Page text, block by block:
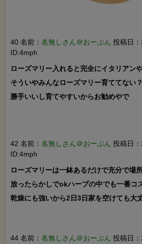
40 名前： 名無しさん＠おーぷん 投稿日
ID:4mph
ローズマリー入れると完全にイタリアン
そういやみんなローズマリー育ててない
勝手いいし育てやすいからお勧めやで
42 名前： 名無しさん＠おーぷん 投稿日
ID:4mph
ローズマリーは一鉢あるだけで充分で場
放ったらかしでokハーブの中でも一番コ
乾燥にも強いから2日3日家を空けても大
44 名前： 名無しさん＠おーぷん 投稿日